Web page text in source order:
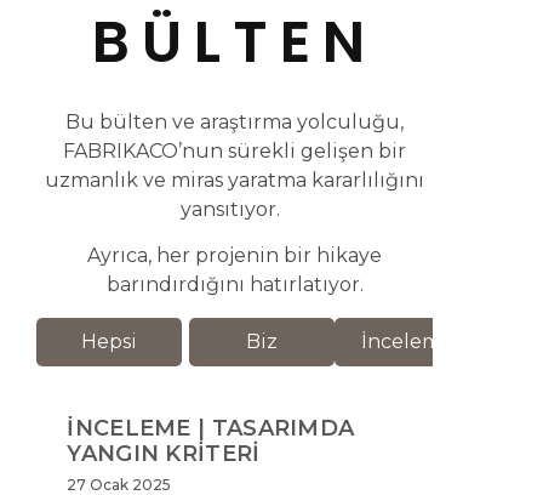
BÜLTEN
Bu bülten ve araştırma yolculuğu,
FABRIKACO’nun sürekli gelişen bir
uzmanlık ve miras yaratma kararlılığını
yansıtıyor.
Ayrıca, her projenin bir hikaye
barındırdığını hatırlatıyor.
Hepsi Biz İnceleme
İNCELEME | TASARIMDA
YANGIN KRİTERİ
27 Ocak 2025